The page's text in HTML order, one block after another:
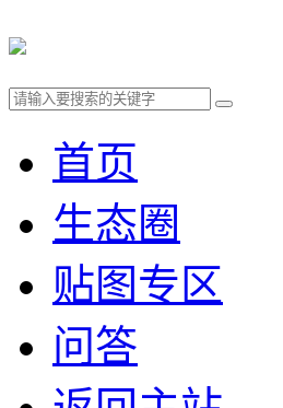
首页
生态圈
贴图专区
问答